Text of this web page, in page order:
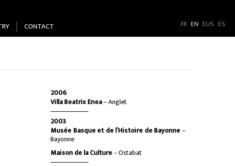
CONTACT FR EN EUS ES
2006
Villa Beatrix Enea– Anglet
2003
Musée Basque et de l’Histoire de Bayonne–
Bayonne
Maison de la Culture– Ostabat